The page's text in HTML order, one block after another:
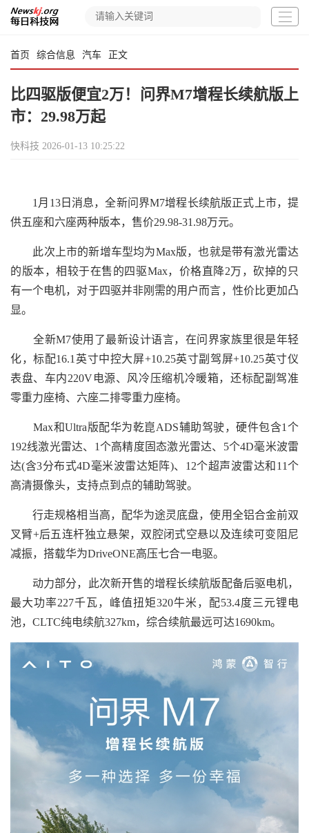
首页 综合信息 汽车 正文
比四驱版便宜2万！问界M7增程长续航版上
市：29.98万起
快科技 2026-01-13 10:25:22
1月13日消息，全新问界M7增程长续航版正式上市，提
供五座和六座两种版本，售价29.98-31.98万元。
此次上市的新增车型均为Max版，也就是带有激光雷达
的版本，相较于在售的四驱Max，价格直降2万，砍掉的只
有一个电机，对于四驱并非刚需的用户而言，性价比更加凸
显。
全新M7使用了最新设计语言，在问界家族里很是年轻
化，标配16.1英寸中控大屏+10.25英寸副驾屏+10.25英寸仪
表盘、车内220V电源、风冷压缩机冷暖箱，还标配副驾准
零重力座椅、六座二排零重力座椅。
Max和Ultra版配华为乾崑ADS辅助驾驶，硬件包含1个
192线激光雷达、1个高精度固态激光雷达、5个4D毫米波雷
达(含3分布式4D毫米波雷达矩阵)、12个超声波雷达和11个
高清摄像头，支持点到点的辅助驾驶。
行走规格相当高，配华为途灵底盘，使用全铝合金前双
叉臂+后五连杆独立悬架，双腔闭式空悬以及连续可变阻尼
减振，搭载华为DriveONE高压七合一电驱。
动力部分，此次新开售的增程长续航版配备后驱电机，
最大功率227千瓦，峰值扭矩320牛米，配53.4度三元锂电
池，CLTC纯电续航327km，综合续航最远可达1690km。